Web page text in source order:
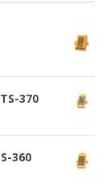
370
360